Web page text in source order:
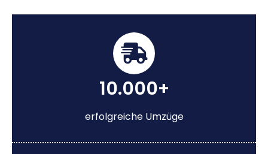
10.000+
erfolgreiche Umzüge